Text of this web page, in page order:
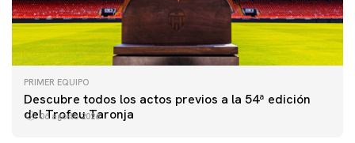
PRIMER EQUIPO
Descubre todos los actos previos a la 54ª edición
del Trofeu Taronja
06 agosto 2026